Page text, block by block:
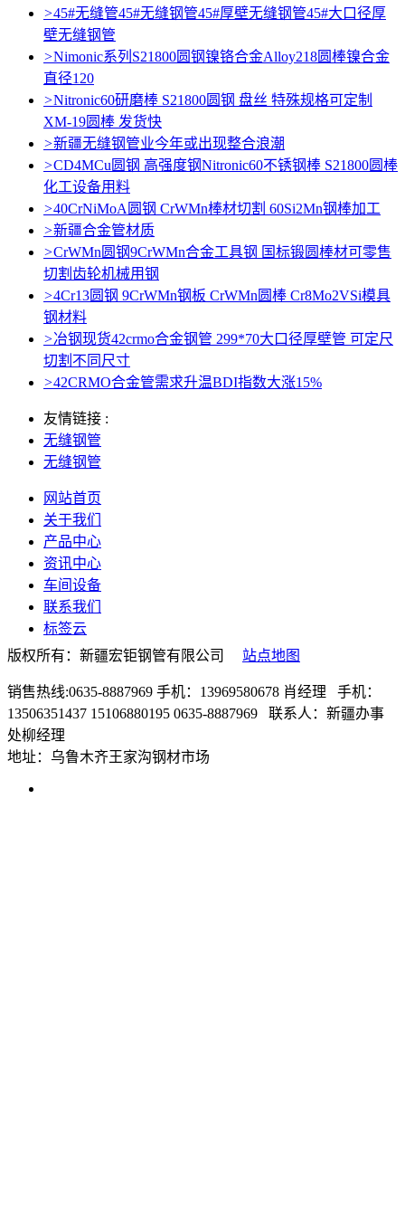
>45#无缝管45#无缝钢管45#厚壁无缝钢管45#大口径厚
壁无缝钢管
>Nimonic系列S21800圆钢镍铬合金Alloy218圆棒镍合金
直径120
>Nitronic60研磨棒 S21800圆钢 盘丝 特殊规格可定制
XM-19圆棒 发货快
>新疆无缝钢管业今年或出现整合浪潮
>CD4MCu圆钢 高强度钢Nitronic60不锈钢棒 S21800圆棒
化工设备用料
>40CrNiMoA圆钢 CrWMn棒材切割 60Si2Mn钢棒加工
>新疆合金管材质
>CrWMn圆钢9CrWMn合金工具钢 国标锻圆棒材可零售
切割齿轮机械用钢
>4Cr13圆钢 9CrWMn钢板 CrWMn圆棒 Cr8Mo2VSi模具
钢材料
>冶钢现货42crmo合金钢管 299*70大口径厚壁管 可定尺
切割不同尺寸
>42CRMO合金管需求升温BDI指数大涨15%
友情链接 :
无缝钢管
无缝钢管
网站首页
关于我们
产品中心
资讯中心
车间设备
联系我们
标签云
版权所有：新疆宏钜钢管有限公司
站点地图
销售热线:0635-8887969 手机：13969580678 肖经理 手机：
13506351437 15106880195 0635-8887969 联系人：新疆办事
处柳经理
地址：乌鲁木齐王家沟钢材市场